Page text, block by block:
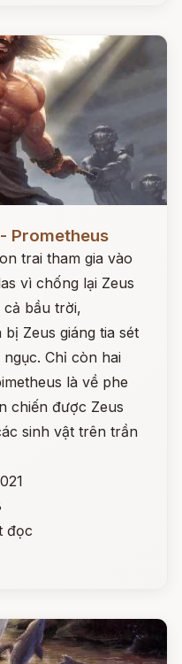
Prometheus
trai tham gia vào
vì chống lại Zeus
bầu trời,
Zeus giáng tia sét
Chỉ còn hai
là về phe
chiến được Zeus
sinh vật trên trần
đọc